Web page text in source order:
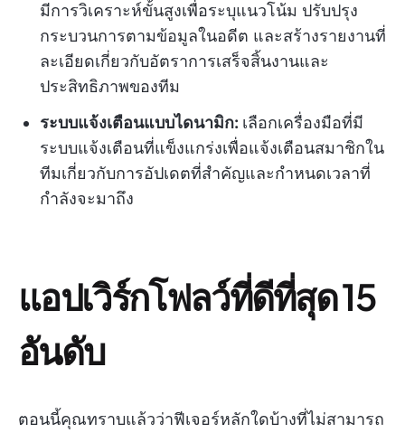
มีการวิเคราะห์ขั้นสูงเพื่อระบุแนวโน้ม ปรับปรุง
กระบวนการตามข้อมูลในอดีต และสร้างรายงานที่
ละเอียดเกี่ยวกับอัตราการเสร็จสิ้นงานและ
ประสิทธิภาพของทีม
ระบบแจ้งเตือนแบบไดนามิก: เลือกเครื่องมือที่มี
ระบบแจ้งเตือนที่แข็งแกร่งเพื่อแจ้งเตือนสมาชิกใน
ทีมเกี่ยวกับการอัปเดตที่สำคัญและกำหนดเวลาที่
กำลังจะมาถึง
แอปเวิร์กโฟลว์ที่ดีที่สุด 15
อันดับ
ตอนนี้คุณทราบแล้วว่าฟีเจอร์หลักใดบ้างที่ไม่สามารถ